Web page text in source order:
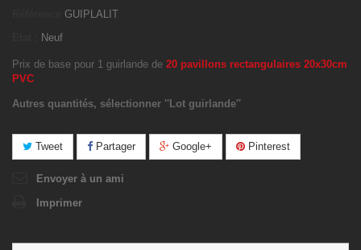
GUIPLALIT
Neuf
Prix de base pour 1 guirlande de 20 pavillons rectangulaires 20x30cm
PVC
Autres quantités, sélectionner ''Lot guirlande''
Tweet Partager Google+ Pinterest
Envoyer à un ami
Imprimer